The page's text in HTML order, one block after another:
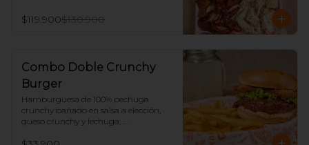
$119.900$130.900
Combo Doble Crunchy
Burger
Hamburguesa de 100% pechuga
crunchy bañado en salsa a elección,
queso crunchy y lechuga,